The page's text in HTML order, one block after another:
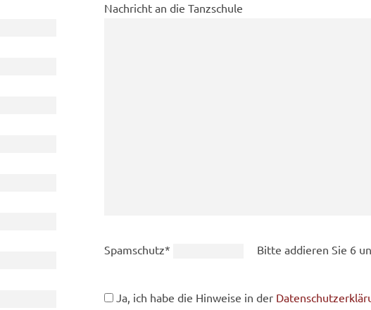
Nachricht an die Tanzschule
Pflichtfeld
Spamschutz* Bitte addieren Sie 6
Ja, ich habe die Hinweise in der